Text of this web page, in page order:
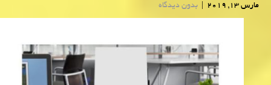
مارس 13, 2019 | بدون دیدگاه